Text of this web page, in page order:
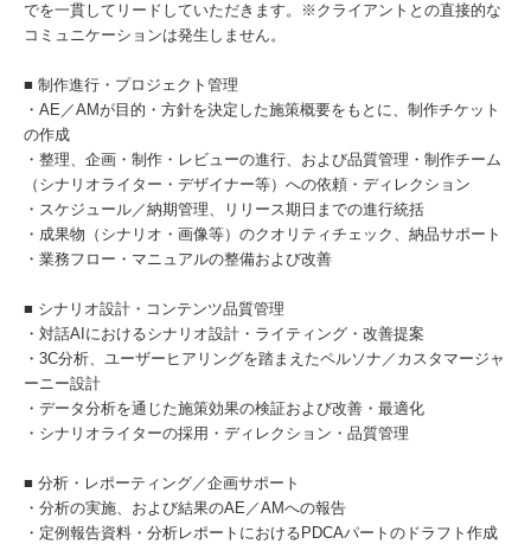
でを一貫してリードしていただきます。※クライアントとの直接的な
コミュニケーションは発生しません。
■ 制作進行・プロジェクト管理
・AE／AMが目的・方針を決定した施策概要をもとに、制作チケット
の作成
・整理、企画・制作・レビューの進行、および品質管理・制作チーム
（シナリオライター・デザイナー等）への依頼・ディレクション
・スケジュール／納期管理、リリース期日までの進行統括
・成果物（シナリオ・画像等）のクオリティチェック、納品サポート
・業務フロー・マニュアルの整備および改善
■ シナリオ設計・コンテンツ品質管理
・対話AIにおけるシナリオ設計・ライティング・改善提案
・3C分析、ユーザーヒアリングを踏まえたペルソナ／カスタマージャ
ーニー設計
・データ分析を通じた施策効果の検証および改善・最適化
・シナリオライターの採用・ディレクション・品質管理
■ 分析・レポーティング／企画サポート
・分析の実施、および結果のAE／AMへの報告
・定例報告資料・分析レポートにおけるPDCAパートのドラフト作成